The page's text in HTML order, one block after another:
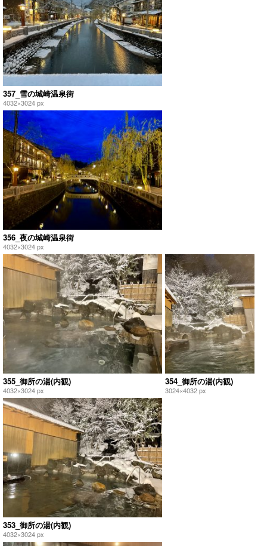
357_雪の城崎温泉街
4032×3024 px
356_夜の城崎温泉街
4032×3024 px
355_御所の湯(内観)
4032×3024 px
354_御所の湯(内観)
3024×4032 px
353_御所の湯(内観)
4032×3024 px